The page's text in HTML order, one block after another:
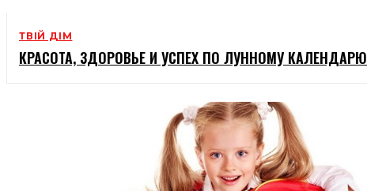
ТВІЙ ДІМ
КРАСОТА, ЗДОРОВЬЕ И УСПЕХ ПО ЛУННОМУ КАЛЕНДАРЮ